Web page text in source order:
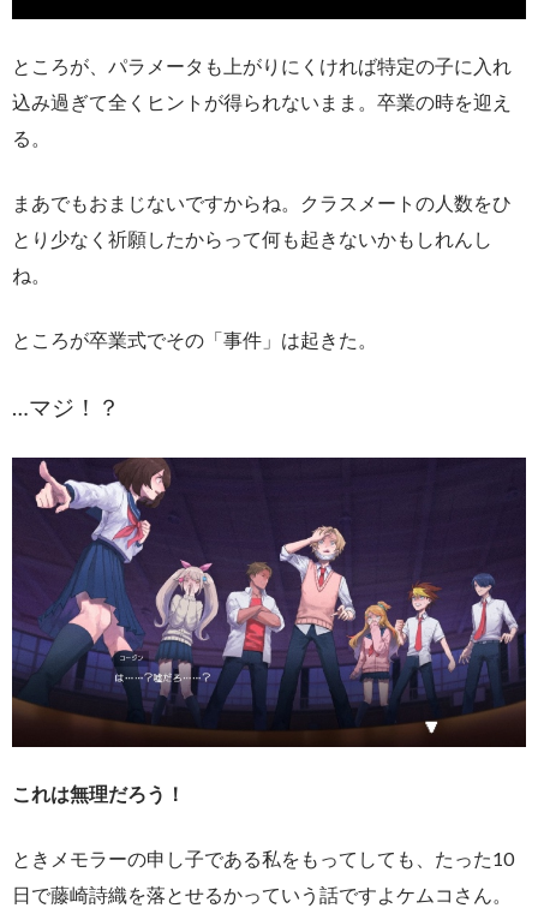
ところが、パラメータも上がりにくければ特定の子に入れ
込み過ぎて全くヒントが得られないまま。卒業の時を迎え
る。
まあでもおまじないですからね。クラスメートの人数をひ
とり少なく祈願したからって何も起きないかもしれんし
ね。
ところが卒業式でその「事件」は起きた。
…マジ！？
これは無理だろう！
ときメモラーの申し子である私をもってしても、たった10
日で藤崎詩織を落とせるかっていう話ですよケムコさん。